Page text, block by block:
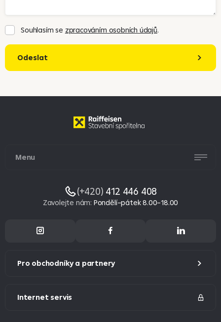
Souhlasím se zpracováním osobních údajů.
Odeslat
Menu
(+420) 412 446 408
Zavolejte nám: Pondělí–pátek 8.00–18.00
Pro obchodníky a partnery
Internet servis